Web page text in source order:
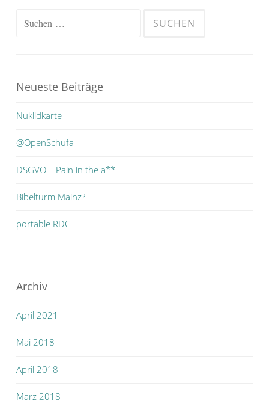
Suchen
Neueste Beiträge
Nuklidkarte
@OpenSchufa
DSGVO – Pain in the a**
Bibelturm Mainz?
portable RDC
Archiv
April 2021
Mai 2018
April 2018
März 2018